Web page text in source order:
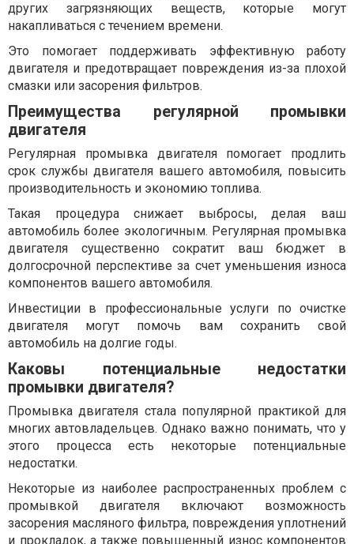
других загрязняющих веществ, которые могут
накапливаться с течением времени.
Это помогает поддерживать эффективную работу
двигателя и предотвращает повреждения из-за плохой
смазки или засорения фильтров.
Преимущества регулярной промывки
двигателя
Регулярная промывка двигателя помогает продлить
срок службы двигателя вашего автомобиля, повысить
производительность и экономию топлива.
Такая процедура снижает выбросы, делая ваш
автомобиль более экологичным. Регулярная промывка
двигателя существенно сократит ваш бюджет в
долгосрочной перспективе за счет уменьшения износа
компонентов вашего автомобиля.
Инвестиции в профессиональные услуги по очистке
двигателя могут помочь вам сохранить свой
автомобиль на долгие годы.
Каковы потенциальные недостатки
промывки двигателя?
Промывка двигателя стала популярной практикой для
многих автовладельцев. Однако важно понимать, что у
этого процесса есть некоторые потенциальные
недостатки.
Некоторые из наиболее распространенных проблем с
промывкой двигателя включают возможность
засорения масляного фильтра, повреждения уплотнений
и прокладок, а также повышенный износ компонентов